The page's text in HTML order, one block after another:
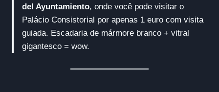
del Ayuntamiento, onde você pode visitar o
Palácio Consistorial por apenas 1 euro com visita
guiada. Escadaria de mármore branco + vitral
gigantesco = wow.